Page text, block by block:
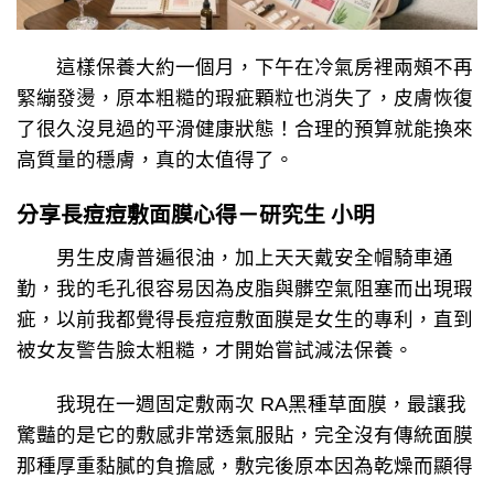
這樣保養大約一個月，下午在冷氣房裡兩頰不再
緊繃發燙，原本粗糙的瑕疵顆粒也消失了，皮膚恢復
了很久沒見過的平滑健康狀態！合理的預算就能換來
高質量的穩膚，真的太值得了。
分享長痘痘敷面膜心得－研究生 小明
男生皮膚普遍很油，加上天天戴安全帽騎車通
勤，我的毛孔很容易因為皮脂與髒空氣阻塞而出現瑕
疵，以前我都覺得長痘痘敷面膜是女生的專利，直到
被女友警告臉太粗糙，才開始嘗試減法保養。
我現在一週固定敷兩次 RA黑種草面膜，最讓我
驚豔的是它的敷感非常透氣服貼，完全沒有傳統面膜
那種厚重黏膩的負擔感，敷完後原本因為乾燥而顯得